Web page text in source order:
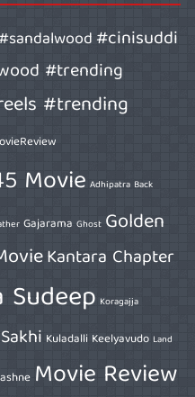
#cinisuddi
#trending
#trending
Movie Adhipatra Back
Gajarama Ghost Golden
Kantara Chapter
Sudeep Koragajja
Kuladalli Keelyavudo Land
Movie Review